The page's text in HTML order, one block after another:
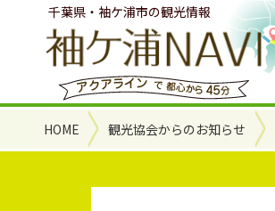
千葉県・袖ケ浦市の観光情報
HOME 観光協会からのお知らせ